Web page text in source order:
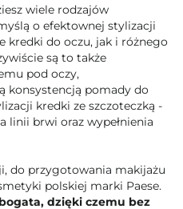
wiele rodzajów
o efektownej stylizacji
kredki do oczu, jak i różnego
są to także
pod oczy,
konsystencją pomady do
kredki ze szczoteczką -
linii brwi oraz wypełnienia
do przygotowania makijażu
polskiej marki Paese.
dzięki czemu bez